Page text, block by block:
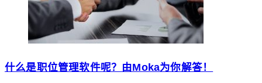
什么是职位管理软件呢？由Moka为你解答！